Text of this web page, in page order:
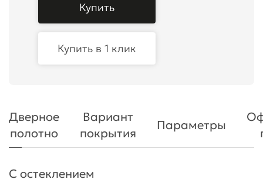
Купить
Купить в 1 клик
Дверное
полотно
Вариант
покрытия
Параметры
С остеклением